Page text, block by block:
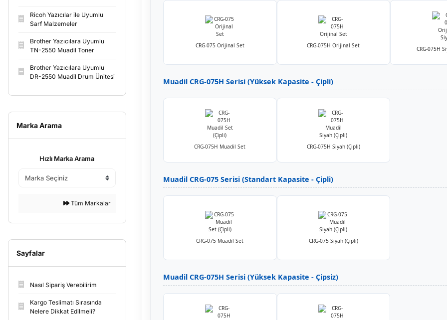
Ricoh Yazıcılar ile Uyumlu
Sarf Malzemeler
Brother Yazıcılara Uyumlu
TN-2550 Muadil Toner
Brother Yazıcılara Uyumlu
DR-2550 Muadil Drum Ünitesi
Marka Arama
Hızlı Marka Arama
Tüm Markalar
Sayfalar
Nasıl Sipariş Verebilirim
Kargo Teslimatı Sırasında
Nelere Dikkat Edilmeli?
CRG-075 Orijinal Set CRG-075H Orijinal Set
CRG-075H
Muadil CRG-075H Serisi (Yüksek Kapasite - Çipli)
CRG-075H Muadil Set CRG-075H Siyah (Çipli)
Muadil CRG-075 Serisi (Standart Kapasite - Çipli)
CRG-075 Muadil Set CRG-075 Siyah (Çipli)
Muadil CRG-075H Serisi (Yüksek Kapasite - Çipsiz)